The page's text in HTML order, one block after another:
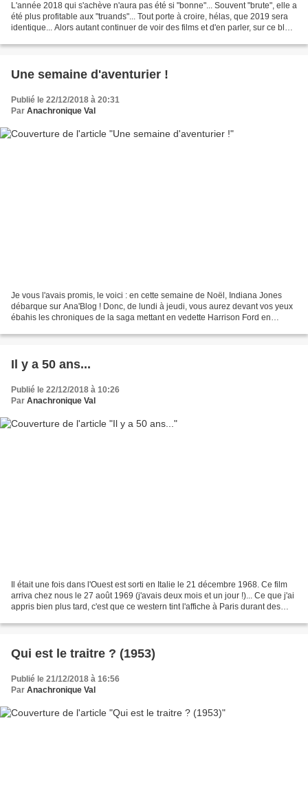
L'année 2018 qui s'achève n'aura pas été si "bonne"... Souvent "brute", elle a
été plus profitable aux "truands"... Tout porte à croire, hélas, que 2019 sera
identique... Alors autant continuer de voir des films et d'en parler, sur ce blog,
Une semaine d'aventurier !
Publié le 22/12/2018 à 20:31
Par Anachronique Val
Je vous l'avais promis, le voici : en cette semaine de Noël, Indiana Jones
débarque sur Ana'Blog ! Donc, de lundi à jeudi, vous aurez devant vos yeux
ébahis les chroniques de la saga mettant en vedette Harrison Ford en
Il y a 50 ans...
Publié le 22/12/2018 à 10:26
Par Anachronique Val
Il était une fois dans l'Ouest est sorti en Italie le 21 décembre 1968. Ce film
arriva chez nous le 27 août 1969 (j'avais deux mois et un jour !)... Ce que j'ai
appris bien plus tard, c'est que ce western tint l'affiche à Paris durant des
Qui est le traitre ? (1953)
Publié le 21/12/2018 à 16:56
Par Anachronique Val